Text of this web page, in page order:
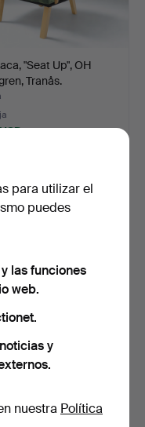
"Seat Up", OH
Tranås.
Märklin.
para utilizar el
puedes
las funciones
web.
y
nuestra Política